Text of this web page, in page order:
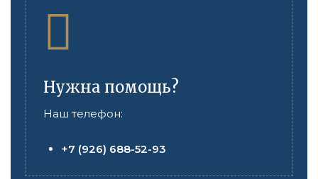
Нужна помощь?
Наш телефон:
+7 (926) 688-52-93